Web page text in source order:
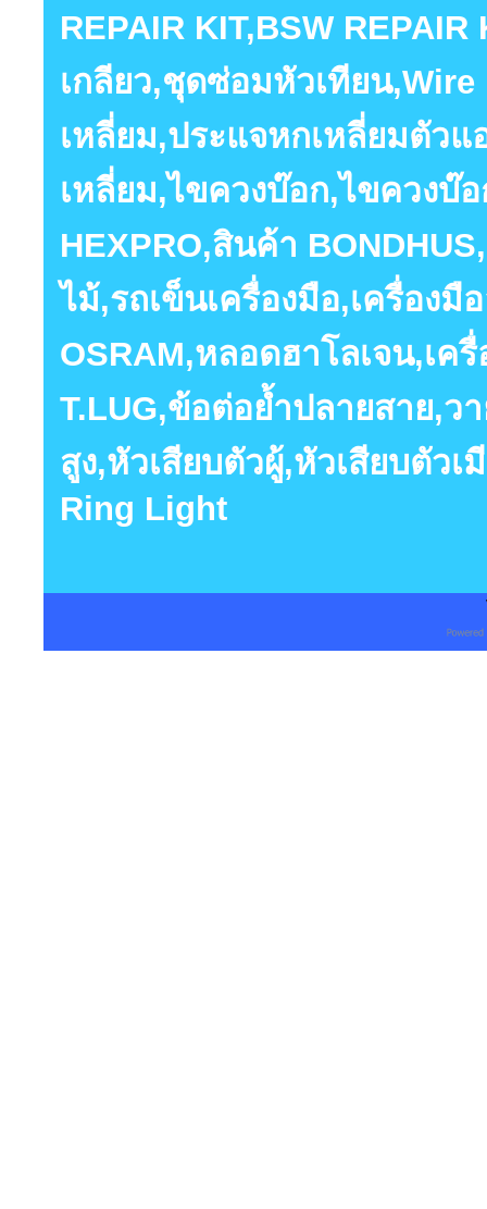
REPAIR KIT,BSW
เกลียว,ชุดซ่อมหัวเทียน
เหลี่ยม,ประแจหกเหลี่ยมตัว
เหลี่ยม,ไขควงบ๊อก,ไขควงบ๊
HEXPRO,สินค้า
ไม้,รถเข็นเครื่องมือ,เครื่องมื
OSRAM,หลอดฮาโลเจน,เค
T.LUG,ข้อต่อย้ำปลายสาย,
สูง,หัวเสียบตัวผู้,หัวเสียบตัว
Ring Light